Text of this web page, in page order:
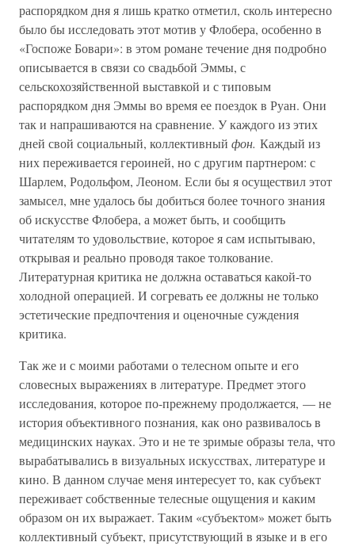
распорядком дня я лишь кратко отметил, сколь интересно
было бы исследовать этот мотив у Флобера, особенно в
«Госпоже Бовари»: в этом романе течение дня подробно
описывается в связи со свадьбой Эммы, с
сельскохозяйственной выставкой и с типовым
распорядком дня Эммы во время ее поездок в Руан. Они
так и напрашиваются на сравнение. У каждого из этих
дней свой социальный, коллективный фон. Каждый из
них переживается героиней, но с другим партнером: с
Шарлем, Родольфом, Леоном. Если бы я осуществил этот
замысел, мне удалось бы добиться более точного знания
об искусстве Флобера, а может быть, и сообщить
читателям то удовольствие, которое я сам испытываю,
открывая и реально проводя такое толкование.
Литературная критика не должна оставаться какой-то
холодной операцией. И согревать ее должны не только
эстетические предпочтения и оценочные суждения
критика.
Так же и с моими работами о телесном опыте и его
словесных выражениях в литературе. Предмет этого
исследования, которое по-прежнему продолжается, — не
история объективного познания, как оно развивалось в
медицинских науках. Это и не те зримые образы тела, что
вырабатывались в визуальных искусствах, литературе и
кино. В данном случае меня интересует то, как субъект
переживает собственные телесные ощущения и каким
образом он их выражает. Таким «субъектом» может быть
коллективный субъект, присутствующий в языке и в его